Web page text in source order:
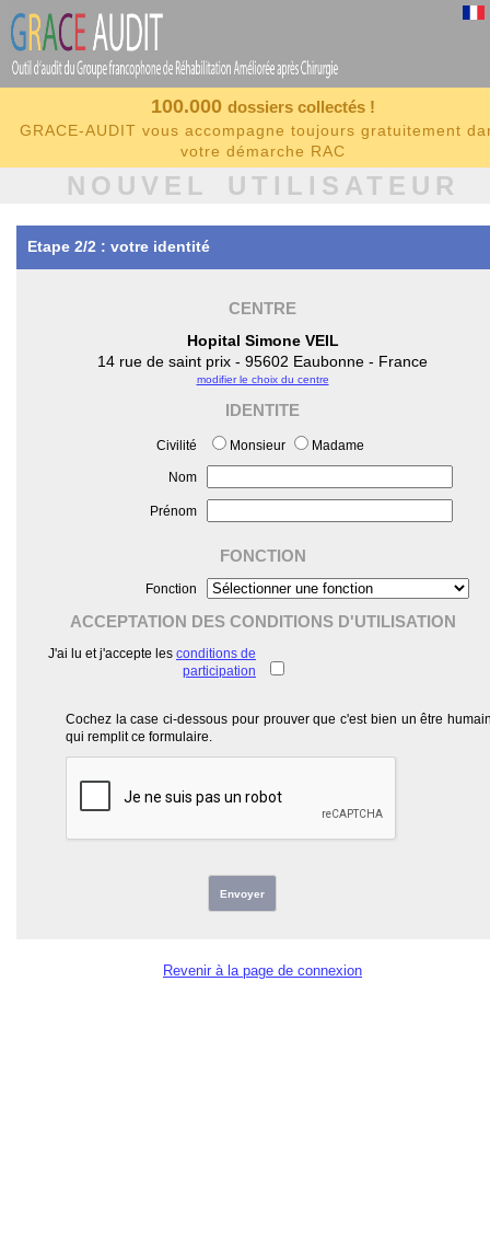
100.000 dossiers collectés !
GRACE-AUDIT vous accompagne toujours gratuitement
votre démarche RAC
NOUVEL UTILISATEUR
Etape 2/2 : votre identité
CENTRE
Hopital Simone VEIL
14 rue de saint prix - 95602 Eaubonne - France
modifier le choix du centre
IDENTITE
Civilité Monsieur Madame
Nom
Prénom
FONCTION
Fonction
ACCEPTATION DES CONDITIONS D'UTILISATION
J'ai lu et j'accepte les conditions de
participation
Cochez la case ci-dessous pour prouver que c'est bien un être
qui remplit ce formulaire.
Envoyer
Revenir à la page de connexion